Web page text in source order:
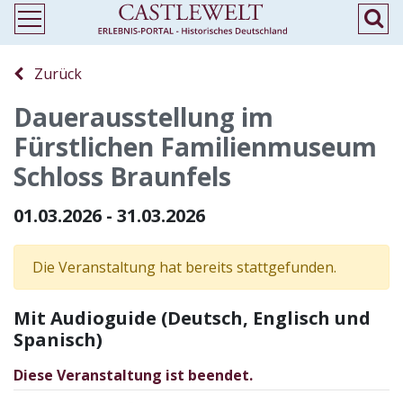
Zurück
Dauerausstellung im
Fürstlichen Familienmuseum
Schloss Braunfels
01.03.2026 - 31.03.2026
Die Veranstaltung hat bereits stattgefunden.
Mit Audioguide (Deutsch, Englisch und
Spanisch)
Diese Veranstaltung ist beendet.